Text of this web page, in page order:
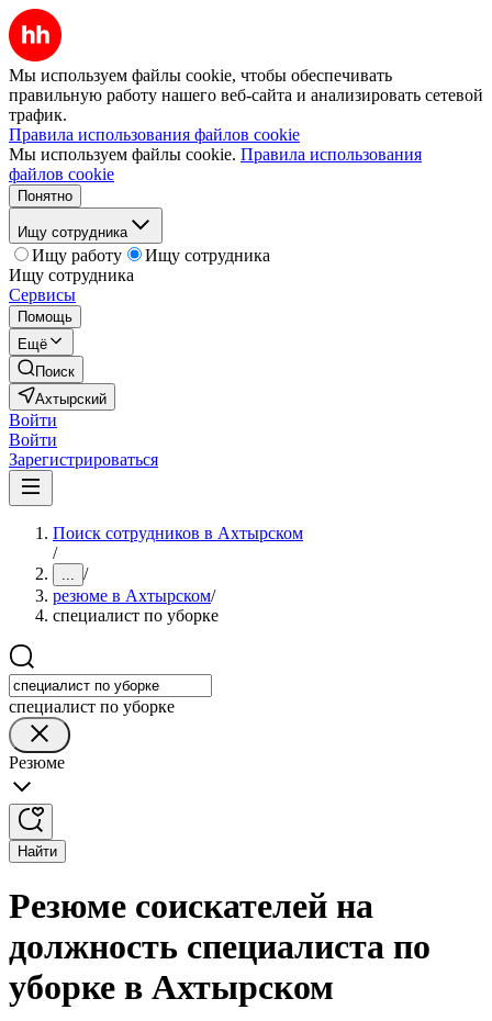
Мы используем файлы cookie, чтобы обеспечивать
правильную работу нашего веб-сайта и анализировать сетевой
трафик.
Правила использования файлов cookie
Мы используем файлы cookie. Правила использования
файлов cookie
Понятно
Ищу сотрудника
Ищу работу
Ищу сотрудника
Ищу сотрудника
Сервисы
Помощь
Ещё
Поиск
Ахтырский
Войти
Войти
Зарегистрироваться
Поиск сотрудников в Ахтырском
/
... /
резюме в Ахтырском/
специалист по уборке
специалист по уборке
Резюме
Найти
Резюме соискателей на
должность специалиста по
уборке в Ахтырском